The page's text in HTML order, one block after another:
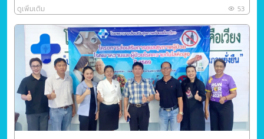
ดูเพิ่มเติม 53